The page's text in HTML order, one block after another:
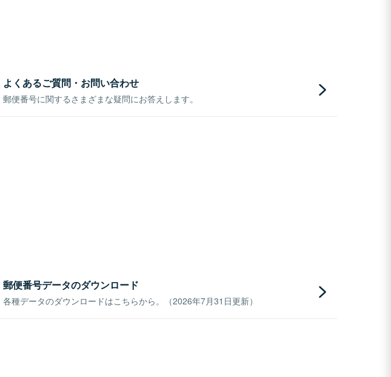
よくあるご質問・お問い合わせ
郵便番号に関するさまざまな疑問にお答えします。
郵便番号データのダウンロード
各種データのダウンロードはこちらから。（2026年7月31日更新）